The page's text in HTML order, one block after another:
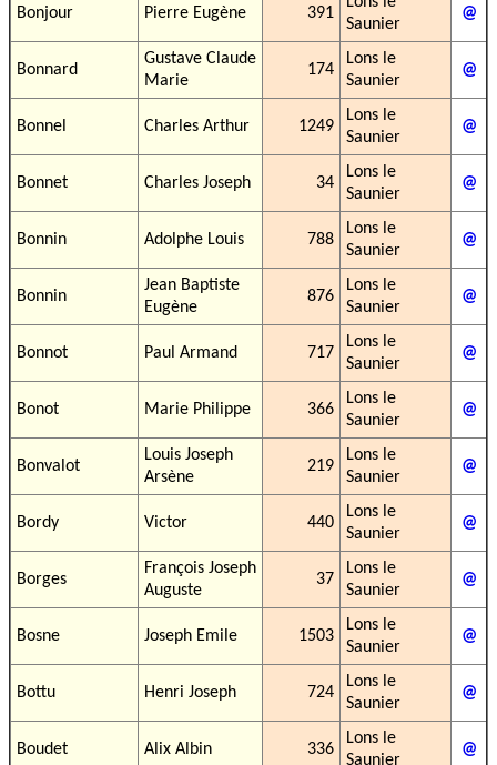
Bonjour Pierre Eugène 391
Saunier
@
Bonnard
Gustave Claude
Marie
174
Lons le
Saunier
@
Bonnel Charles Arthur 1249
Lons le
Saunier
@
Bonnet Charles Joseph 34
Lons le
Saunier
@
Bonnin Adolphe Louis 788
Lons le
Saunier
@
Bonnin
Jean Baptiste
Eugène
876
Lons le
Saunier
@
Bonnot Paul Armand 717
Lons le
Saunier
@
Bonot Marie Philippe 366
Lons le
Saunier
@
Bonvalot
Louis Joseph
Arsène
219
Lons le
Saunier
@
Bordy Victor 440
Lons le
Saunier
@
Borges
François Joseph
Auguste
37
Lons le
Saunier
@
Bosne Joseph Emile 1503
Lons le
Saunier
@
Bottu Henri Joseph 724
Lons le
Saunier
@
Boudet Alix Albin 336
Lons le
Saunier
@